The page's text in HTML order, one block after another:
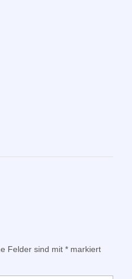
Felder sind mit * markiert